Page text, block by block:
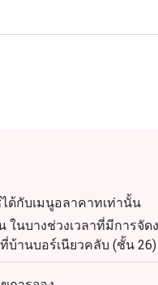
ด้กับเมนูอลาคาทเท่านั้น
นบางช่วงเวลาที่มีการจัด
บ้านบอร์เนียวคลับ (ชั้น
น